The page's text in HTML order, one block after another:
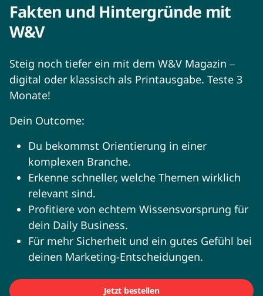
Fakten und Hintergründe mit
W&V
Steig noch tiefer ein mit dem W&V Magazin –
digital oder klassisch als Printausgabe. Teste 3
Monate!
Dein Outcome:
Du bekommst Orientierung in einer
komplexen Branche.
Erkenne schneller, welche Themen wirklich
relevant sind.
Profitiere von echtem Wissensvorsprung für
dein Daily Business.
Für mehr Sicherheit und ein gutes Gefühl bei
deinen Marketing-Entscheidungen.
Jetzt bestellen